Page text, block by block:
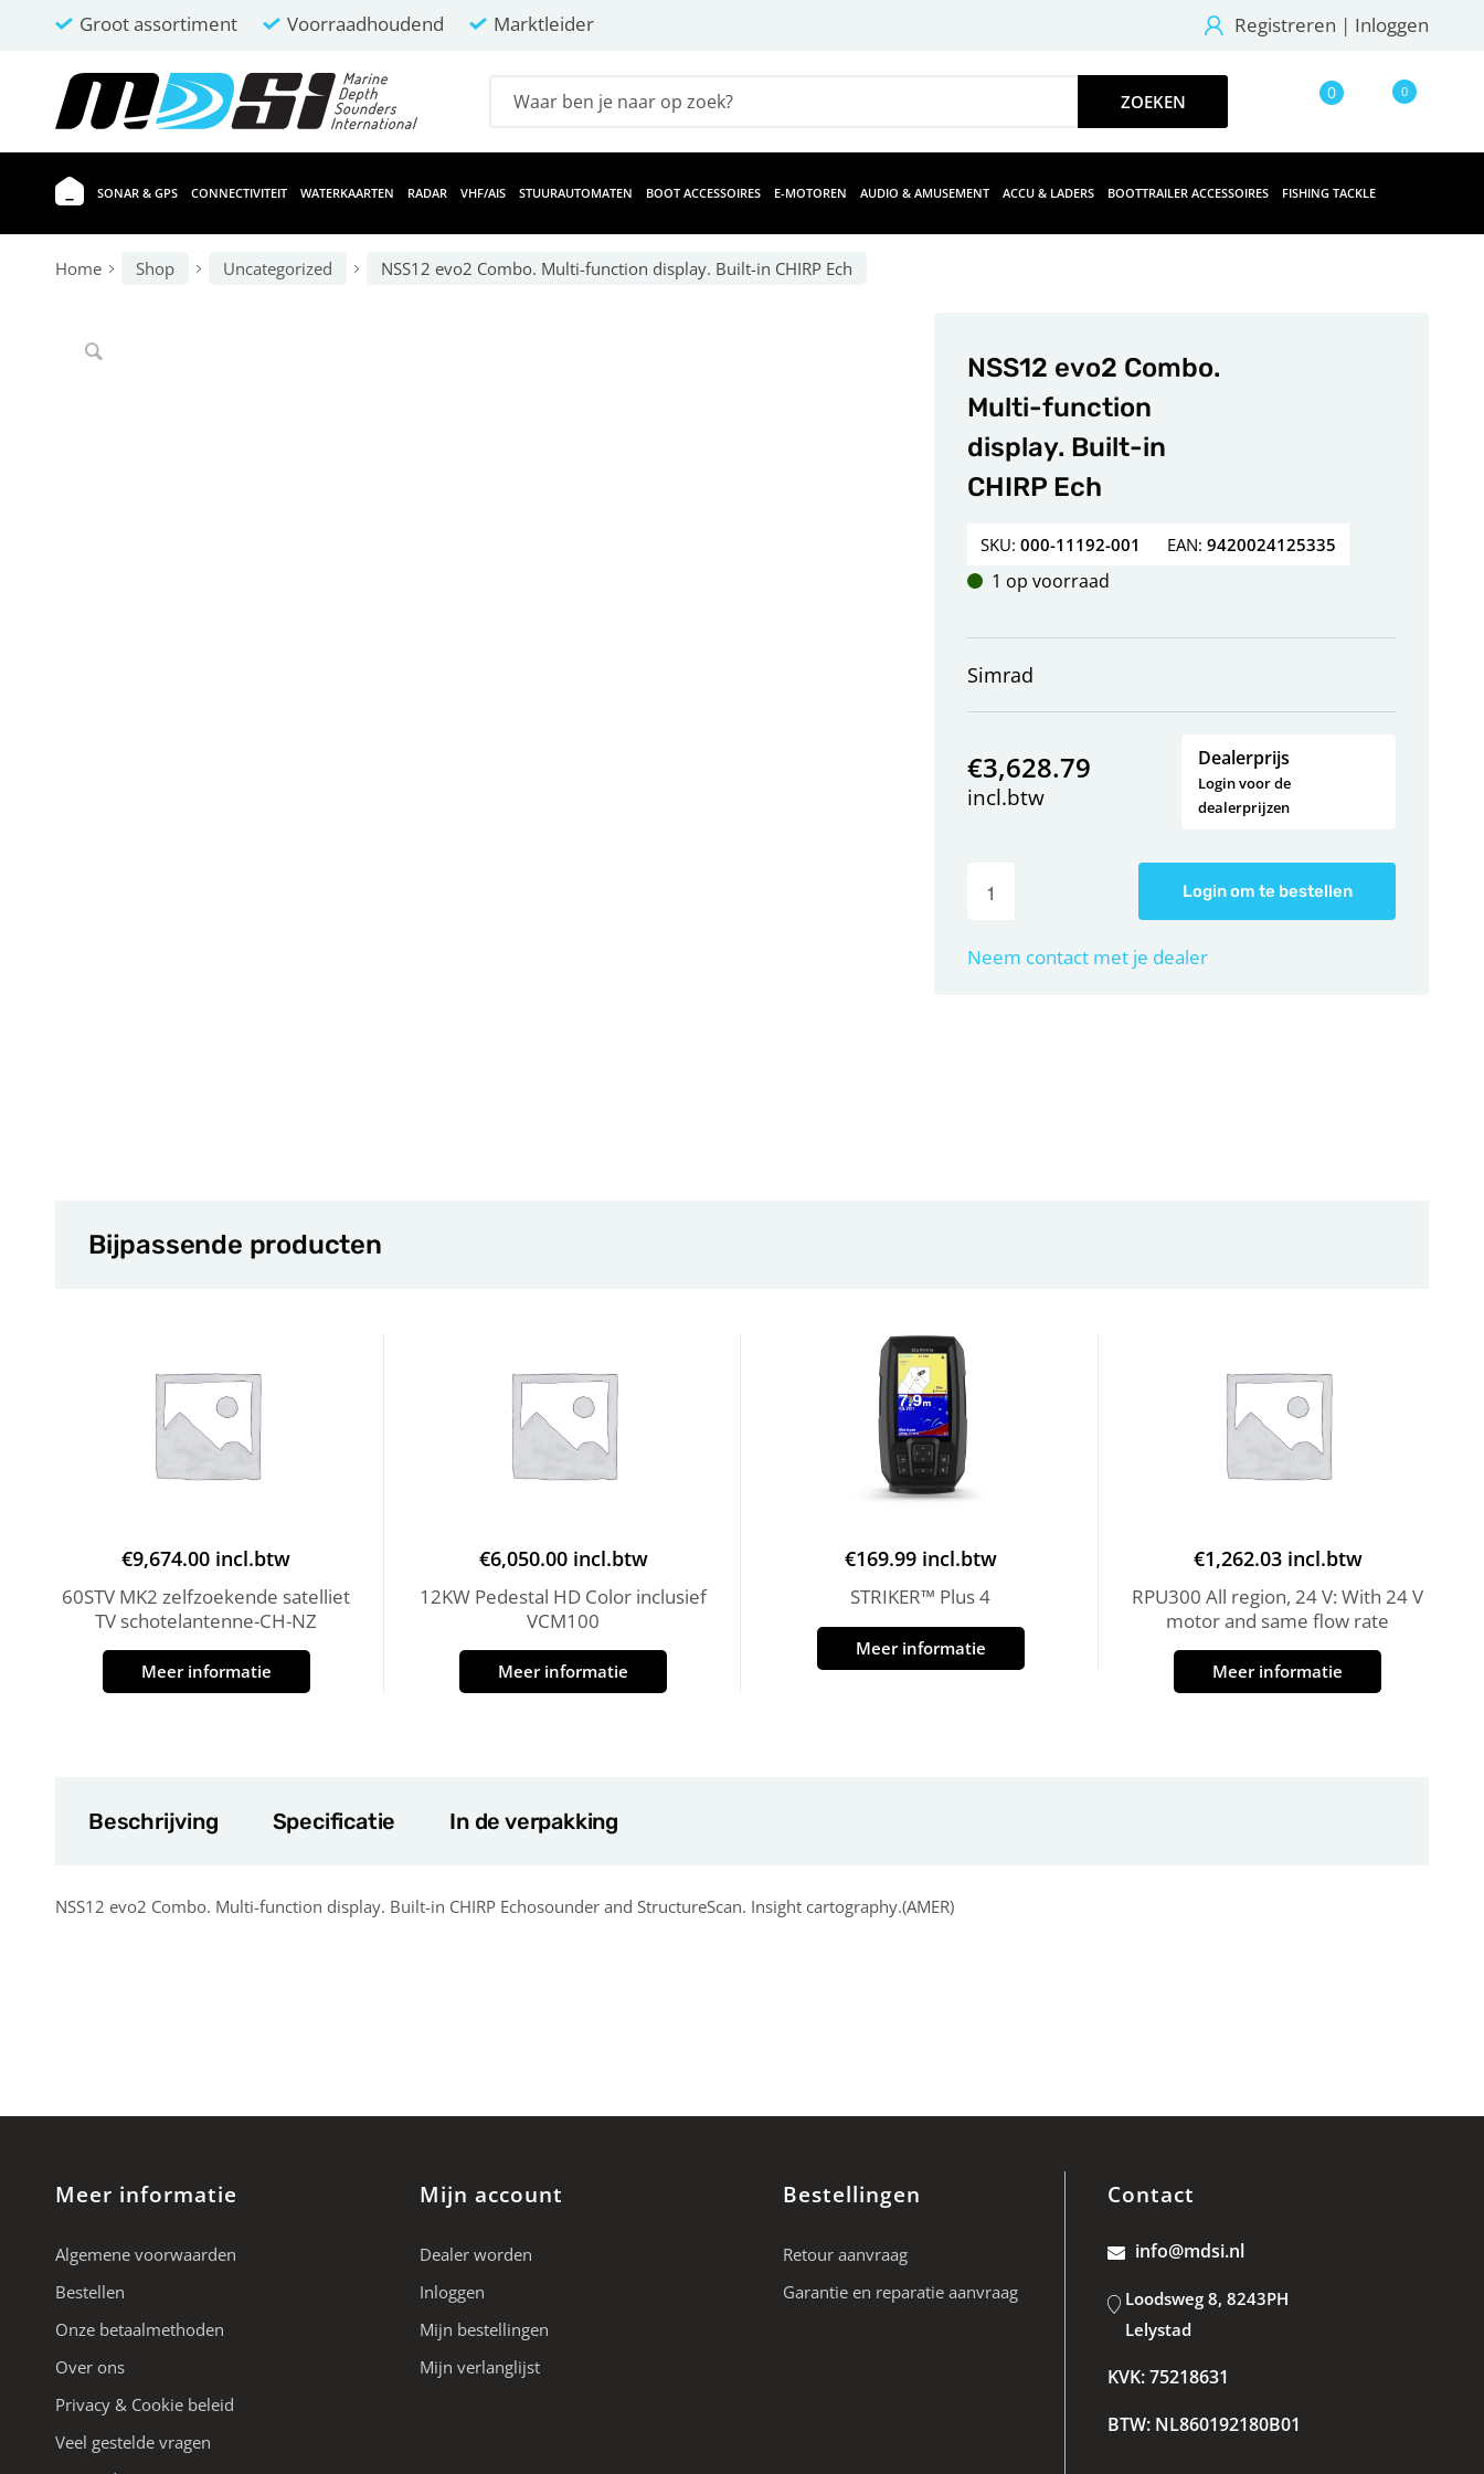
Groot assortiment Voorraadhoudend Marktleider Registreren | Inloggen
0 0
SONAR & GPS CONNECTIVITEIT WATERKAARTEN RADAR VHF/AIS STUURAUTOMATEN BOOT ACCESSOIRES E-MOTOREN AUDIO & AMUSEMENT ACCU & LADERS BOOTTRAILER ACCESSOIRES FISHING TACKLE
Home Shop Uncategorized NSS12 evo2 Combo. Multi-function display. Built-in CHIRP Ech
NSS12 evo2 Combo.
Multi-function
display. Built-in
CHIRP Ech
SKU:000-11192-001 EAN:9420024125335
1 op voorraad
Simrad
€3,628.79
incl.btw
Dealerprijs
Login voor de
dealerprijzen
Login om te bestellen
Neem contact met je dealer
Bijpassende producten
€9,674.00 incl.btw
60STV MK2 zelfzoekende satelliet
TV schotelantenne-CH-NZ
Meer informatie
€6,050.00 incl.btw
12KW Pedestal HD Color inclusief
VCM100
Meer informatie
€169.99 incl.btw
STRIKER™ Plus 4
Meer informatie
€1,262.03 incl.btw
RPU300 All region, 24 V: With 24 V
motor and same flow rate
Meer informatie
Beschrijving Specificatie In de verpakking
NSS12 evo2 Combo. Multi-function display. Built-in CHIRP Echosounder and StructureScan. Insight cartography.(AMER)
Meer informatie
Algemene voorwaarden
Bestellen
Onze betaalmethoden
Over ons
Privacy & Cookie beleid
Veel gestelde vragen
Mijn account
Dealer worden
Inloggen
Mijn bestellingen
Mijn verlanglijst
Bestellingen
Retour aanvraag
Garantie en reparatie aanvraag
Contact
info@mdsi.nl
Loodsweg 8, 8243PH
Lelystad
KVK: 75218631
BTW: NL860192180B01